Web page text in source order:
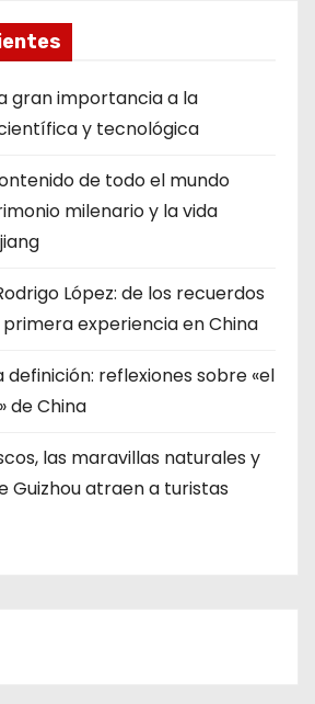
gran importancia a la
y tecnológica
de todo el mundo
milenario y la vida
López: de los recuerdos
primera experiencia en China
definición: reflexiones sobre «el
de China
las maravillas naturales y
Guizhou atraen a turistas